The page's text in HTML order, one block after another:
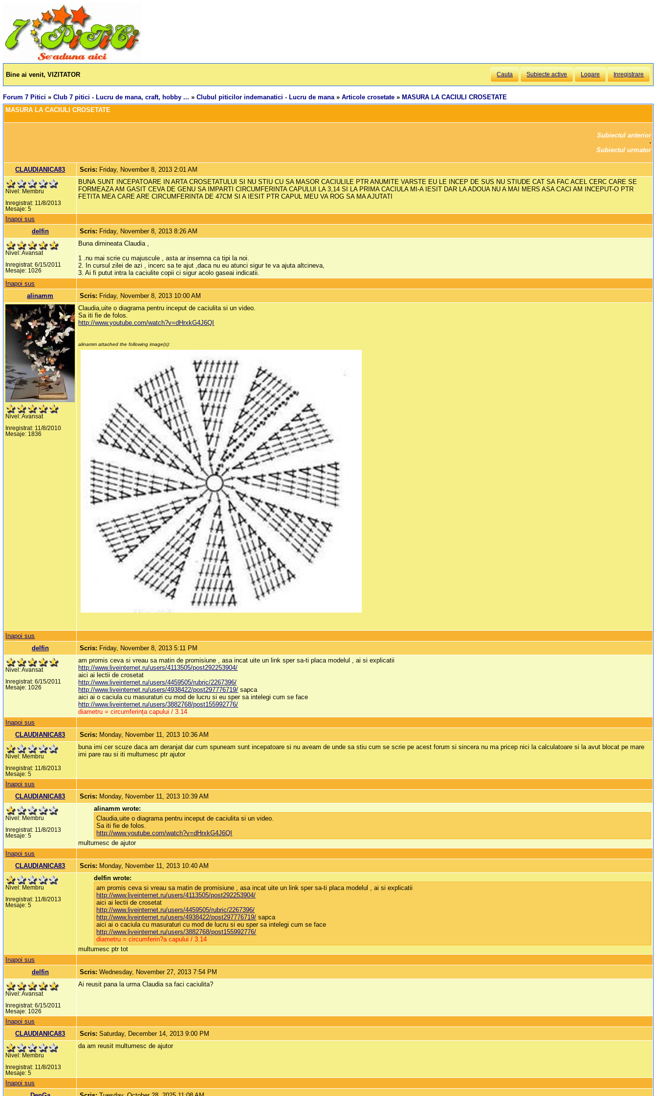
Bine ai venit, VIZITATOR Cauta Subiecte active Logare Inregistrare
Forum 7 Pitici »Club 7 pitici - Lucru de mana, craft, hobby ... »Clubul piticilor indemanatici - Lucru de mana»Articole crosetate » MASURA LA CACIULI CROSETATE
MASURA LA CACIULI CROSETATE
Subiectul anterior
Subiectul urmator
CLAUDIANICA83 Scris: Friday, November 8, 2013 2:01 AM
Nivel: Membru
Inregistrat: 11/8/2013
Mesaje: 5
BUNA SUNT INCEPATOARE IN ARTA CROSETATULUI SI NU STIU CU SA MASOR CACIULILE PTR ANUMITE VARSTE EU LE INCEP DE SUS NU STIUDE CAT SA FAC ACEL CERC CARE SE
FORMEAZA AM GASIT CEVA DE GENU SA IMPARTI CIRCUMFERINTA CAPULUI LA 3,14 SI LA PRIMA CACIULA MI-A IESIT DAR LA ADOUA NU A MAI MERS ASA CACI AM INCEPUT-O PTR
FETITA MEA CARE ARE CIRCUMFERINTA DE 47CM SI A IESIT PTR CAPUL MEU VA ROG SA MA AJUTATI
Inapoi sus
delfin
Scris: Friday, November 8, 2013 8:26 AM
Nivel: Avansat
Inregistrat: 6/15/2011
Mesaje: 1026
Buna dimineata Claudia ,
1 .nu mai scrie cu majuscule , asta ar insemna ca tipi la noi.
2. In cursul zilei de azi , incerc sa te ajut ,daca nu eu atunci sigur te va ajuta altcineva,
3. Ai fi putut intra la caciulite copii ci sigur acolo gaseai indicatii.
Inapoi sus
alinamm
Scris: Friday, November 8, 2013 10:00 AM
Nivel: Avansat
Inregistrat: 11/8/2010
Mesaje: 1836
Claudia,uite o diagrama pentru inceput de caciulita si un video.
Sa iti fie de folos.
http://www.youtube.com/watch?v=dHrxkG4J6QI
alinamm attached the following image(s):
Inapoi sus
delfin
Scris: Friday, November 8, 2013 5:11 PM
Nivel: Avansat
Inregistrat: 6/15/2011
Mesaje: 1026
am promis ceva si vreau sa matin de promisiune , asa incat uite un link sper sa-ti placa modelul , ai si explicatii
http://www.liveinternet.ru/users/4113505/post292253904/
aici ai lectii de crosetat
http://www.liveinternet.ru/users/4459505/rubric/2267396/
http://www.liveinternet.ru/users/4938422/post297776719/ sapca
aici ai o caciula cu masuraturi cu mod de lucru si eu sper sa intelegi cum se face
http://www.liveinternet.ru/users/3882768/post155992776/
diametru = circumferința capului / 3.14
Inapoi sus
CLAUDIANICA83
Scris: Monday, November 11, 2013 10:36 AM
Nivel: Membru
Inregistrat: 11/8/2013
Mesaje: 5
buna imi cer scuze daca am deranjat dar cum spuneam sunt incepatoare si nu aveam de unde sa stiu cum se scrie pe acest forum si sincera nu ma pricep nici la calculatoare si la avut blocat pe mare
imi pare rau si iti multumesc ptr ajutor
Inapoi sus
CLAUDIANICA83
Scris: Monday, November 11, 2013 10:39 AM
Nivel: Membru
Inregistrat: 11/8/2013
Mesaje: 5
alinamm wrote:
Claudia,uite o diagrama pentru inceput de caciulita si un video.
Sa iti fie de folos.
http://www.youtube.com/watch?v=dHrxkG4J6QI
multumesc de ajutor
Inapoi sus
CLAUDIANICA83
Scris: Monday, November 11, 2013 10:40 AM
Nivel: Membru
Inregistrat: 11/8/2013
Mesaje: 5
delfin wrote:
am promis ceva si vreau sa matin de promisiune , asa incat uite un link sper sa-ti placa modelul , ai si explicatii
http://www.liveinternet.ru/users/4113505/post292253904/
aici ai lectii de crosetat
http://www.liveinternet.ru/users/4459505/rubric/2267396/
http://www.liveinternet.ru/users/4938422/post297776719/ sapca
aici ai o caciula cu masuraturi cu mod de lucru si eu sper sa intelegi cum se face
http://www.liveinternet.ru/users/3882768/post155992776/
diametru = circumferin?a capului / 3.14
multumesc ptr tot
Inapoi sus
delfin
Scris:Wednesday, November 27, 2013 7:54 PM
Nivel: Avansat
Inregistrat: 6/15/2011
Mesaje: 1026
Ai reusit pana la urma Claudia sa faci caciulita?
Inapoi sus
CLAUDIANICA83
Scris:Saturday, December 14, 2013 9:00 PM
Nivel: Membru
Inregistrat: 11/8/2013
Mesaje: 5
da am reusit multumesc de ajutor
Inapoi sus